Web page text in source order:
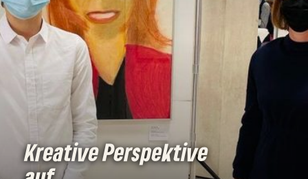
Kreative Perspektive